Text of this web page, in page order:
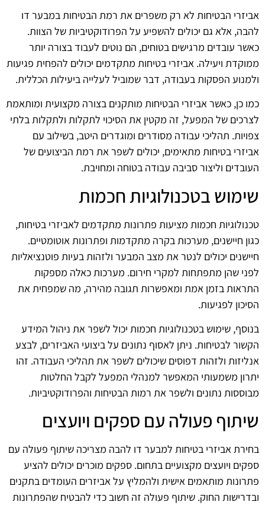
אביזרי הבטיחות לא רק משפרים את רמת הבטיחות במבער דו
להבה, אלא גם יכולים להשפיע על הפרודוקטיביות של הצוות.
כאשר עובדים מרגישים בטוחים, הם נוטים לעבוד בצורה יותר
ממוקדת ויעילה. אביזרי בטיחות מתקדמים יכולים להפחית פגיעות
ולמנוע הפסקות בעבודה, דבר שמוביל לעלייה ביעילות הכללית.
כמו כן, כאשר אביזרי הבטיחות מותקנים בצורה מקצועית ומותאמת
לצרכים של המפעל, זה מקטין את הסיכוי לתקלות ולתקלות בלתי
צפויות. תהליכי עבודה מסודרים ומוגדרים היטב, בשילוב עם
אביזרי בטיחות מתאימים, יכולים לשפר את רמת הביצועים של
העובדים וליצור סביבה עבודה בטוחה ומחויבת.
שימוש בטכנולוגיות חכמות
טכנולוגיות חכמות מציעות פתרונות מתקדמים לאביזרי בטיחות,
כגון חיישנים, מערכות בקרה מתקדמות ופתרונות אוטומטיים.
חיישנים יכולים לנטר את מצב המבער ולזהות בעיות פוטנציאליות
לפני שהן מתפתחות למקרי חירום. מערכות כאלה מספקות
התראות בזמן אמת ומאפשרות תגובה מהירה, מה שמפחית את
הסיכון לפגיעות.
בנוסף, שימוש בטכנולוגיות חכמות יכול לשפר את ניהול המידע
הקשור לבטיחות. ניתן לאסוף נתונים על ביצועי האביזרים, לבצע
אנליזות ולזהות דפוסים שיכולים לשפר את תהליכי העבודה. זהו
יתרון משמעותי המאפשר למנהלי המפעל לקבל החלטות
מבוססות נתונים ולשפר את רמות הבטיחות והפרודוקטיביות.
שיתוף פעולה עם ספקים ויועצים
בחירת אביזרי בטיחות למבער דו להבה מצריכה שיתוף פעולה עם
ספקים ויועצים מקצועיים בתחום. ספקים מוכרים יכולים להציע
פתרונות מותאמים אישית ולהמליץ על אביזרים העומדים בתקנים
ובדרישות החוק. שיתוף פעולה זה חשוב כדי להבטיח שהפתרונות